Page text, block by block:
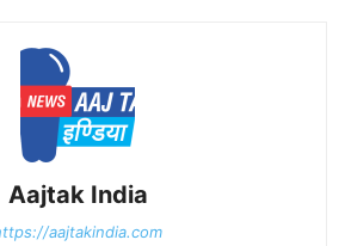
Aajtak India
aajtakindia.com